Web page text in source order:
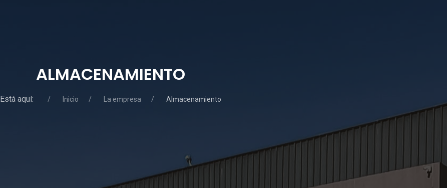
ALMACENAMIENTO
Está aquí: Inicio La empresa Almacenamiento